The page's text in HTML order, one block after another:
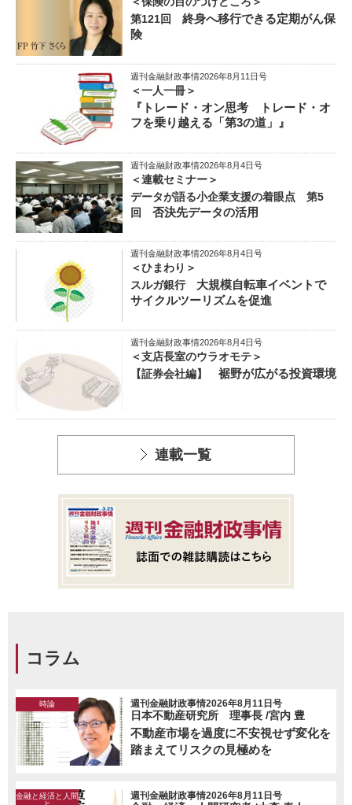
第121回
終身へ移行できる定期がん保
険
週刊金融財政事情2026年8月11日号
＜一人一冊＞
『トレード・オン思考 トレード・オ
フを乗り越える「第3の道」』
週刊金融財政事情2026年8月4日号
＜連載セミナー＞
データが語る小企業支援の着眼点 第5
回
否決先データの活用
週刊金融財政事情2026年8月4日号
＜ひまわり＞
スルガ銀行
大規模自転車イベントで
サイクルツーリズムを促進
週刊金融財政事情2026年8月4日号
＜支店長室のウラオモテ＞
【証券会社編】
裾野が広がる投資環境
連載一覧
コラム
時論 週刊金融財政事情2026年8月11日号
日本不動産研究所 理事長 /宮内 豊
不動産市場を過度に不安視せず変化を
踏まえてリスクの見極めを
金融と経済と人間
週刊金融財政事情2026年8月11日号